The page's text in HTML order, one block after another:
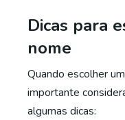
Dicas para
nome
Quando escolher
importante
algumas dicas: